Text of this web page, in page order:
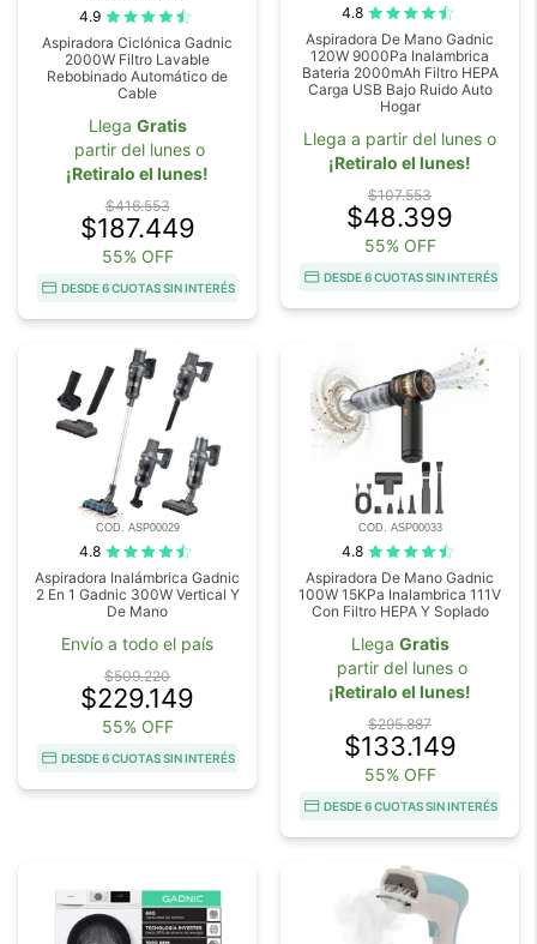
4.9
Aspiradora Ciclónica Gadnic
2000W Filtro Lavable
Rebobinado Automático de
Cable
Llega Gratis
partir del lunes o
¡Retiralo el lunes!
$416.553
$187.449
55% OFF
DESDE 6 CUOTAS SIN INTERÉS
4.8
Aspiradora De Mano Gadnic
120W 9000Pa Inalambrica
Bateria 2000mAh Filtro HEPA
Carga USB Bajo Ruido Auto
Hogar
Llega a partir del lunes o
¡Retiralo el lunes!
$107.553
$48.399
55% OFF
DESDE 6 CUOTAS SIN INTERÉS
COD. ASP00029
4.8
Aspiradora Inalámbrica Gadnic
2 En 1 Gadnic 300W Vertical Y
De Mano
Envío a todo el país
$509.220
$229.149
55% OFF
DESDE 6 CUOTAS SIN INTERÉS
COD. ASP00033
4.8
Aspiradora De Mano Gadnic
100W 15KPa Inalambrica 111V
Con Filtro HEPA Y Soplado
Llega Gratis
partir del lunes o
¡Retiralo el lunes!
$295.887
$133.149
55% OFF
DESDE 6 CUOTAS SIN INTERÉS